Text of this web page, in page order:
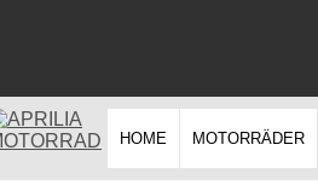
HOME MOTORRÄDER